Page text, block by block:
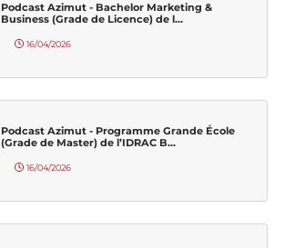
Podcast Azimut - Bachelor Marketing &
Business (Grade de Licence) de l...
16/04/2026
Podcast Azimut - Programme Grande École
(Grade de Master) de l’IDRAC B...
16/04/2026